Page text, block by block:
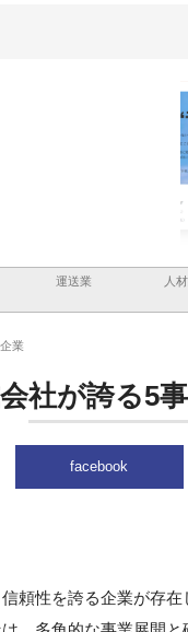
運送業 人
業
社が誇る5
facebook
頼性を誇る企業が存